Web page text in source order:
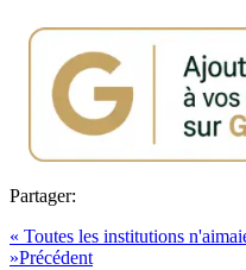
Partager:
« Toutes les institutions
»Précédent